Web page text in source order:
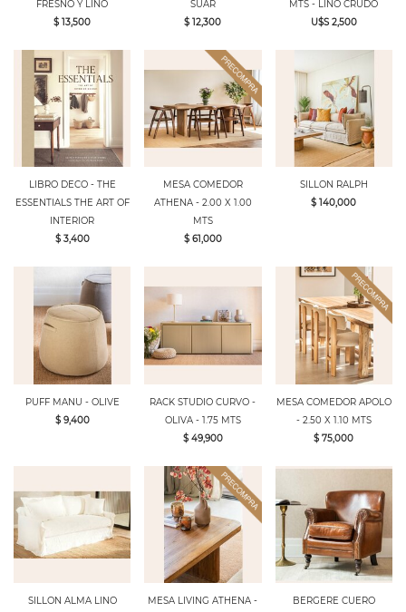
FRESNO Y LINO
$ 13,500
SUAR
$ 12,300
MTS - LINO CRUDO
U$S 2,500
LIBRO DECO - THE
ESSENTIALS THE ART OF
INTERIOR
$ 3,400
MESA COMEDOR
ATHENA - 2.00 X 1.00
MTS
$ 61,000
SILLON RALPH
$ 140,000
PUFF MANU - OLIVE
$ 9,400
RACK STUDIO CURVO -
OLIVA - 1.75 MTS
$ 49,900
MESA COMEDOR APOLO
- 2.50 X 1.10 MTS
$ 75,000
SILLON ALMA LINO
MESA LIVING ATHENA -
BERGERE CUERO